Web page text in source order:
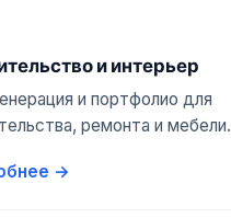
и интерьер
и портфолио для
ремонта и мебели.
→